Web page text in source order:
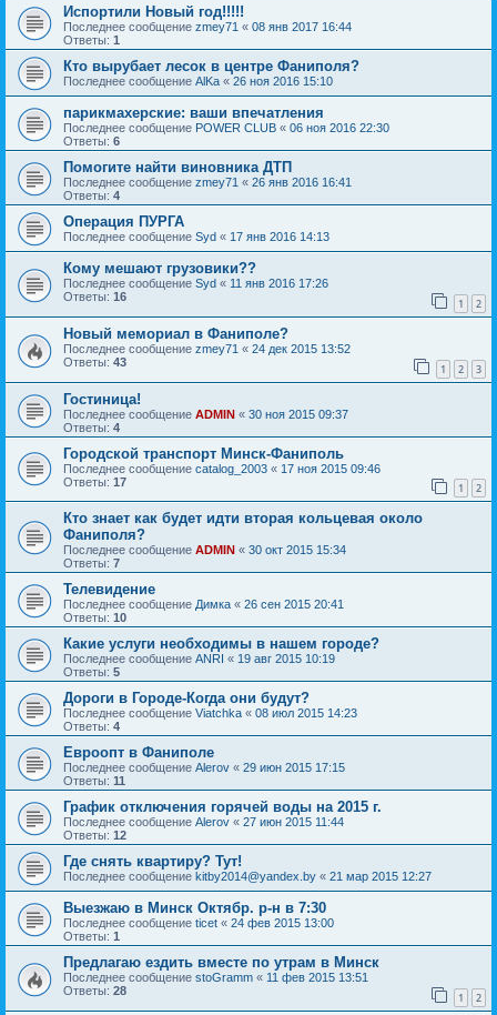
Испортили Новый год!!!!!
Последнее сообщение zmey71 « 08 янв 2017 16:44
Ответы: 1
Кто вырубает лесок в центре Фаниполя?
Последнее сообщение AlKa « 26 ноя 2016 15:10
парикмахерские: ваши впечатления
Последнее сообщение POWER CLUB « 06 ноя 2016 22:30
Ответы: 6
Помогите найти виновника ДТП
Последнее сообщение zmey71 « 26 янв 2016 16:41
Ответы: 4
Операция ПУРГА
Последнее сообщение Syd « 17 янв 2016 14:13
Кому мешают грузовики??
Последнее сообщение Syd « 11 янв 2016 17:26
Ответы: 16 1 2
Новый мемориал в Фаниполе?
Последнее сообщение zmey71 « 24 дек 2015 13:52
Ответы: 43 1 2 3
Гостиница!
Последнее сообщение ADMIN « 30 ноя 2015 09:37
Ответы: 4
Городской транспорт Минск-Фаниполь
Последнее сообщение catalog_2003 « 17 ноя 2015 09:46
Ответы: 17 1 2
Кто знает как будет идти вторая кольцевая около
Фаниполя?
Последнее сообщение ADMIN « 30 окт 2015 15:34
Ответы: 7
Телевидение
Последнее сообщение Димка « 26 сен 2015 20:41
Ответы: 10
Какие услуги необходимы в нашем городе?
Последнее сообщение ANRI « 19 авг 2015 10:19
Ответы: 5
Дороги в Городе-Когда они будут?
Последнее сообщение Viatchka « 08 июл 2015 14:23
Ответы: 4
Евроопт в Фаниполе
Последнее сообщение Alerov « 29 июн 2015 17:15
Ответы: 11
График отключения горячей воды на 2015 г.
Последнее сообщение Alerov « 27 июн 2015 11:44
Ответы: 12
Где снять квартиру? Тут!
Последнее сообщение kitby2014@yandex.by « 21 мар 2015 12:27
Выезжаю в Минск Октябр. р-н в 7:30
Последнее сообщение ticet « 24 фев 2015 13:00
Ответы: 1
Предлагаю ездить вместе по утрам в Минск
Последнее сообщение stoGramm « 11 фев 2015 13:51
Ответы: 28 1 2